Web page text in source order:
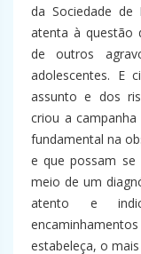
da Sociedade de
atenta à questão
de outros
adolescentes. E
assunto e dos
criou a
fundamental na
e que possam se
meio de um
atento e
estabeleça, o